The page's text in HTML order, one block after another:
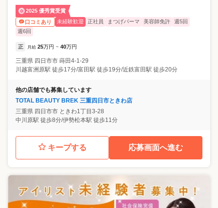
2025 優秀賞受賞
口コミあり
未経験歓迎 正社員 まつげパーマ 美容師免許
週5回
週6回
正 月給 25万円 ~ 40万円
三重県 四日市市 蒔田4-1-29
川越富洲原駅 徒歩17分/富田駅 徒歩19分/近鉄富田駅 徒歩20分
他の店舗でも募集しています
TOTAL BEAUTY BREK 三重四日市ときわ店
三重県 四日市市 ときわ1丁目3-28
中川原駅 徒歩8分/伊勢松本駅 徒歩11分
キープする 応募画面へ進む